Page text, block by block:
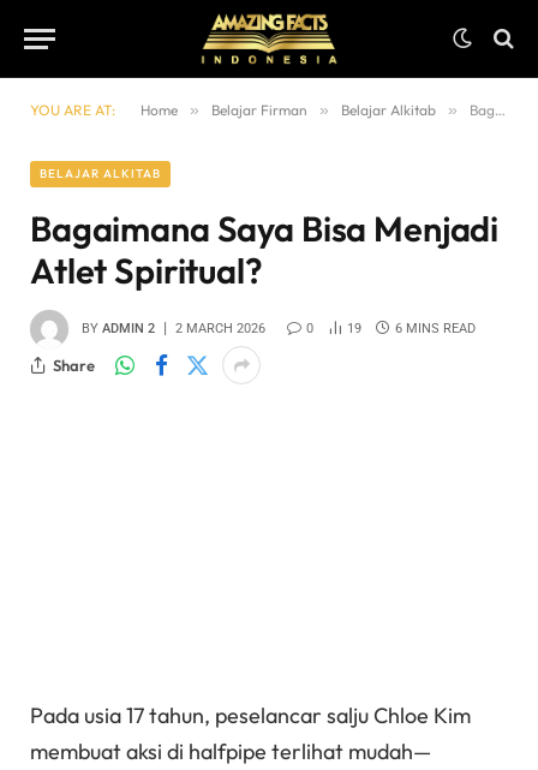
YOU ARE AT: Home » Belajar Firman » Belajar Alkitab » Bagaimana Saya Bisa Menjadi Atlet Spiritual?
BELAJAR ALKITAB
Bagaimana Saya Bisa Menjadi
Atlet Spiritual?
BY ADMIN 2 2 MARCH 2026 0 19 6 MINS READ
Share
Pada usia 17 tahun, peselancar salju Chloe Kim
membuat aksi di halfpipe terlihat mudah—